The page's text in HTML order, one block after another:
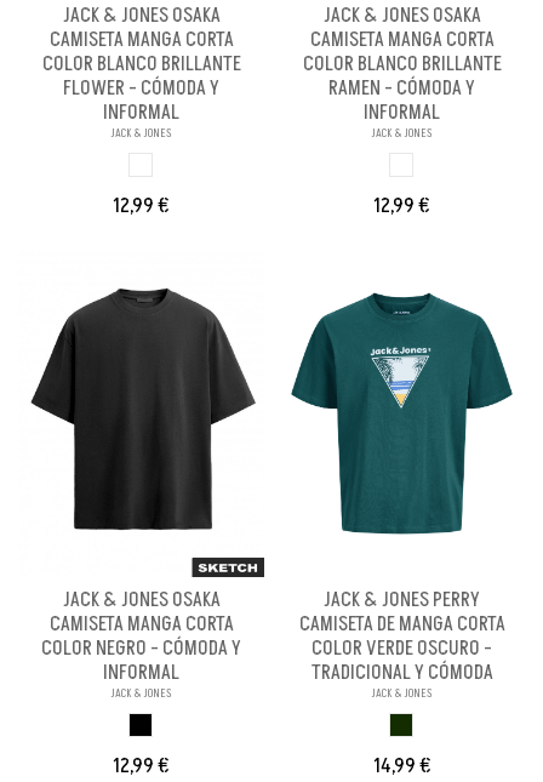
JACK & JONES OSAKA
CAMISETA MANGA CORTA
COLOR BLANCO BRILLANTE
FLOWER - CÓMODA Y
INFORMAL
JACK & JONES
12,99 €
JACK & JONES OSAKA
CAMISETA MANGA CORTA
COLOR BLANCO BRILLANTE
RAMEN - CÓMODA Y
INFORMAL
JACK & JONES
12,99 €
JACK & JONES OSAKA
CAMISETA MANGA CORTA
COLOR NEGRO - CÓMODA Y
INFORMAL
JACK & JONES
12,99 €
JACK & JONES PERRY
CAMISETA DE MANGA CORTA
COLOR VERDE OSCURO -
TRADICIONAL Y CÓMODA
JACK & JONES
14,99 €